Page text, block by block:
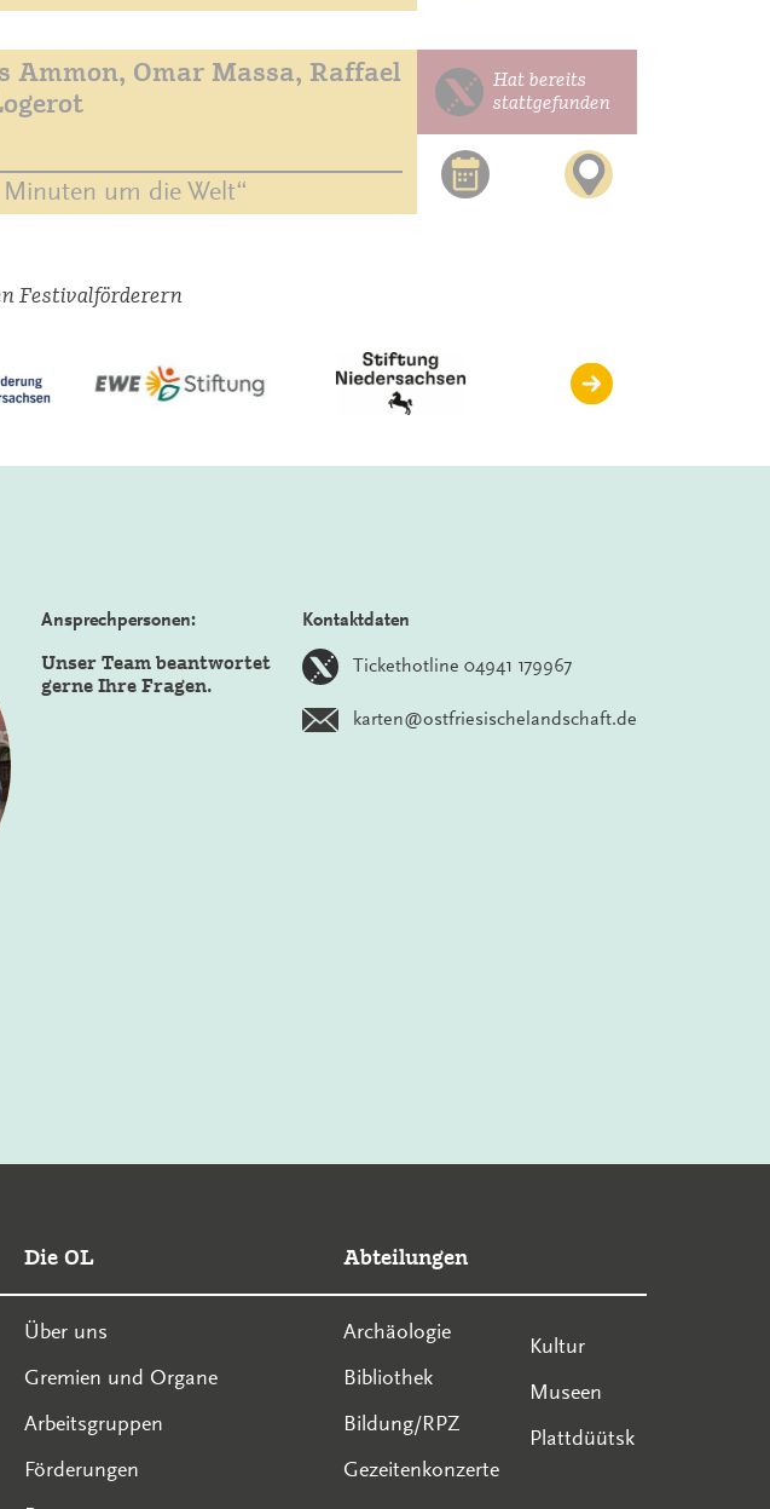
Ammon, Omar Massa, Raffael
um die Welt“
Hat bereits
stattgefunden
Festivalförderern
Ansprechpersonen:
Unser Team beantwortet
gerne Ihre Fragen.
Kontaktdaten
Tickethotline 04941 179967
karten@ostfriesischelandschaft.de
Die OL
Über uns
Gremien und Organe
Arbeitsgruppen
Förderungen
Abteilungen
Archäologie
Bibliothek
Bildung/RPZ
Gezeitenkonzerte
Kultur
Museen
Plattdüütsk